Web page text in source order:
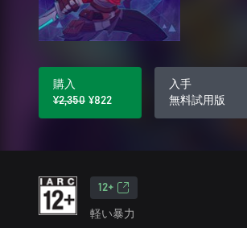
購入
¥2,350 ¥822
入手
無料試用版
12+
軽い暴力